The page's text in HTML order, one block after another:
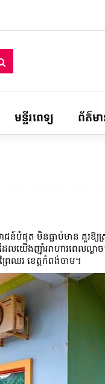
មន្ទីរពេទ្យ ព័ត៌មា
បំផុត មិនធ្លាប់មាន គួរឱ្
ើងញ៉ាំអាហារពេលល្ងាច។
ៃឈរ ខេត្តកំពង់ចាម។